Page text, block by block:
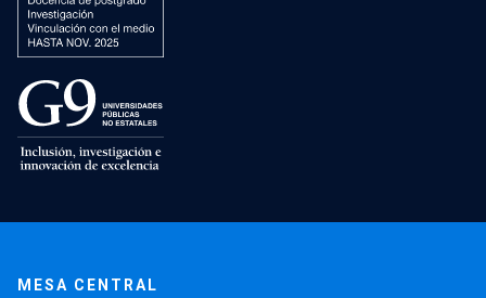
MESA CENTRAL